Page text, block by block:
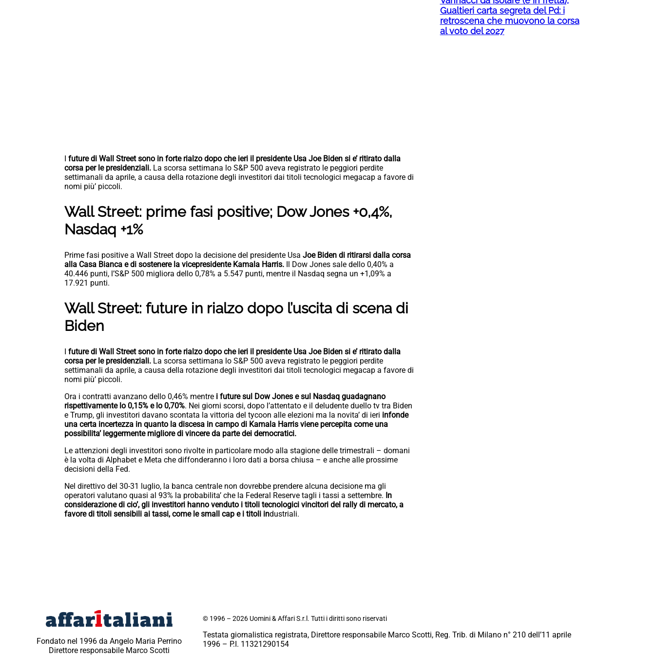
future di Wall Street sono in forte rialzo dopo che ieri il presidente Usa Joe Biden si e’ ritirato dalla
corsa per le presidenziali. La scorsa settimana lo S&P 500 aveva registrato le peggiori perdite
settimanali da aprile, a causa della rotazione degli investitori dai titoli tecnologici megacap a favore di
nomi più’ piccoli.
Wall Street: prime fasi positive; Dow Jones +0,4%,
Nasdaq +1%
Prime fasi positive a Wall Street dopo la decisione del presidente Usa Joe Biden di ritirarsi dalla corsa
alla Casa Bianca e di sostenere la vicepresidente Kamala Harris. Il Dow Jones sale dello 0,40% a
40.446 punti, l’S&P 500 migliora dello 0,78% a 5.547 punti, mentre il Nasdaq segna un +1,09% a
17.921 punti.
Wall Street: future in rialzo dopo l’uscita di scena di
Biden
I future di Wall Street sono in forte rialzo dopo che ieri il presidente Usa Joe Biden si e’ ritirato dalla
corsa per le presidenziali. La scorsa settimana lo S&P 500 aveva registrato le peggiori perdite
settimanali da aprile, a causa della rotazione degli investitori dai titoli tecnologici megacap a favore di
nomi più’ piccoli.
Ora i contratti avanzano dello 0,46% mentre i future sul Dow Jones e sul Nasdaq guadagnano
rispettivamente lo 0,15% e lo 0,70%. Nei giorni scorsi, dopo l’attentato e il deludente duello tv tra Biden
e Trump, gli investitori davano scontata la vittoria del tycoon alle elezioni ma la novita’ di ieri infonde
una certa incertezza in quanto la discesa in campo di Kamala Harris viene percepita come una
possibilita’ leggermente migliore di vincere da parte dei democratici.
Le attenzioni degli investitori sono rivolte in particolare modo alla stagione delle trimestrali – domani
è la volta di Alphabet e Meta che diffonderanno i loro dati a borsa chiusa – e anche alle prossime
decisioni della Fed.
Nel direttivo del 30-31 luglio, la banca centrale non dovrebbe prendere alcuna decisione ma gli
operatori valutano quasi al 93% la probabilita’ che la Federal Reserve tagli i tassi a settembre. In
considerazione di cio’, gli investitori hanno venduto i titoli tecnologici vincitori del rally di mercato, a
favore di titoli sensibili ai tassi, come le small cap e i titoli industriali.
Gualtieri carta segreta del Pd: i
retroscena che muovono la corsa
al voto del 2027
Fondato nel 1996 da Angelo Maria Perrino
Direttore responsabile Marco Scotti
© 1996 – 2026 Uomini & Affari S.r.l. Tutti i diritti sono riservati
Testata giornalistica registrata, Direttore responsabile Marco Scotti, Reg. Trib. di Milano n° 210 dell’11 aprile
1996 – P.I. 11321290154